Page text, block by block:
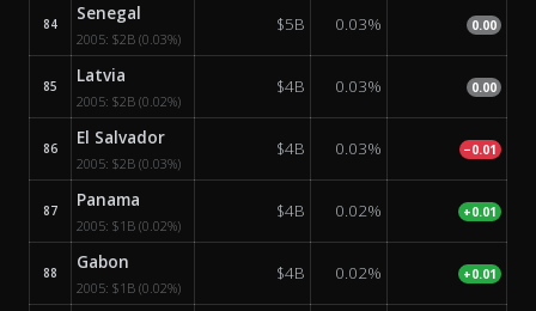
84 Senegal
2005: $2B (0.03%)
$5B 0.03% 0.00
85 Latvia
2005: $2B (0.02%)
$4B 0.03% 0.00
86 El Salvador
2005: $2B (0.03%)
$4B 0.03% −0.01
87 Panama
2005: $1B (0.02%)
$4B 0.02% +0.01
88 Gabon
2005: $1B (0.02%)
$4B 0.02% +0.01